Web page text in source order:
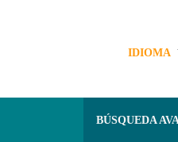
IDIOMA
BÚSQUEDA